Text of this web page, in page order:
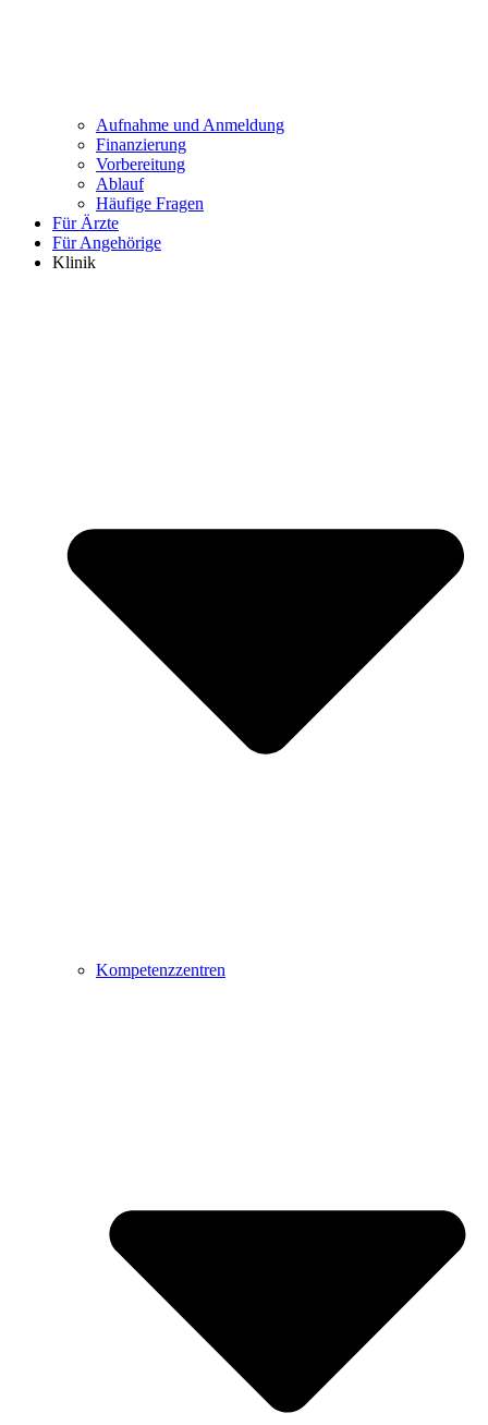
Aufnahme und Anmeldung
Finanzierung
Vorbereitung
Ablauf
Häufige Fragen
Für Ärzte
Für Angehörige
Klinik
Kompetenzzentren